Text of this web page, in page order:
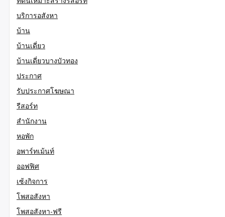
บริการอสังหา
บ้าน
บ้านเดี่ยว
บ้านเดี่ยวบางบัวทอง
ประกาศ
รับประกาศโฆษณา
รีสอร์ท
สำนักงาน
หอพัก
อพาร์ทเม้นท์
ออฟฟิศ
เซ้งกิจการ
โพสอสังหา
โพสอสังหา-ฟรี